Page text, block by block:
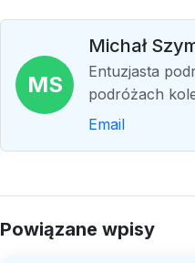
MS
Michał
Entuzjasta
podróżach
Email
Powiązane wpisy